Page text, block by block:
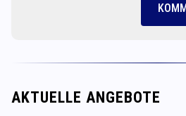
AKTUELLE ANGEBOTE